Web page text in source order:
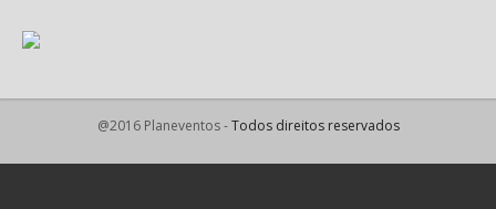
@2016 Planeventos -Todos direitos reservados